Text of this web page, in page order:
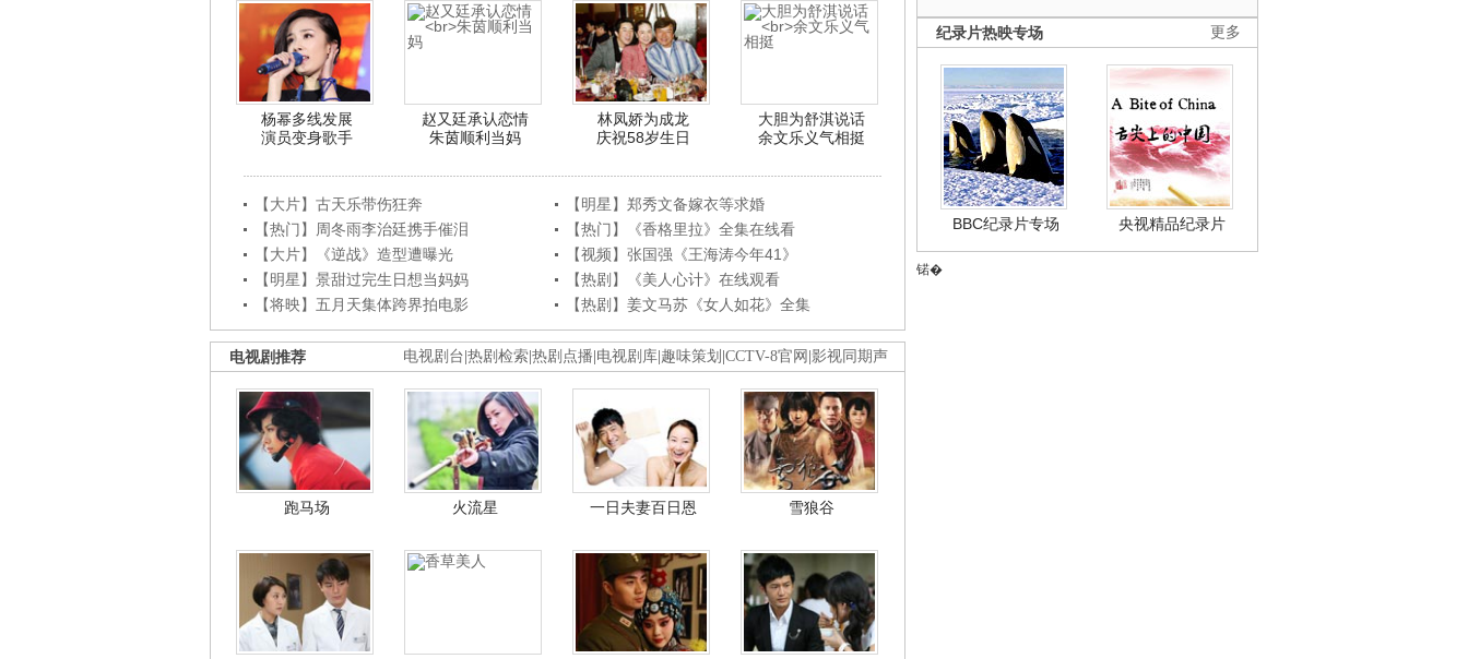
杨幂多线发展
演员变身歌手
赵又廷承认恋情
朱茵顺利当妈
林凤娇为成龙
庆祝58岁生日
大胆为舒淇说话
余文乐义气相挺
【大片】古天乐带伤狂奔
【明星】郑秀文备嫁衣等求婚
【热门】周冬雨李治廷携手催泪
【热门】《香格里拉》全集在线看
【大片】《逆战》造型遭曝光
【视频】张国强《王海涛今年41》
【明星】景甜过完生日想当妈妈
【热剧】《美人心计》在线观看
【将映】五月天集体跨界拍电影
【热剧】姜文马苏《女人如花》全集
电视剧台 热剧检索 热剧点播 电视剧库 趣味策划 CCTV-8官网 影视同期声
电视剧推荐
跑马场 火流星 一日夫妻百日恩 雪狼谷
更多
纪录片热映专场
BBC纪录片专场 央视精品纪录片
锘�